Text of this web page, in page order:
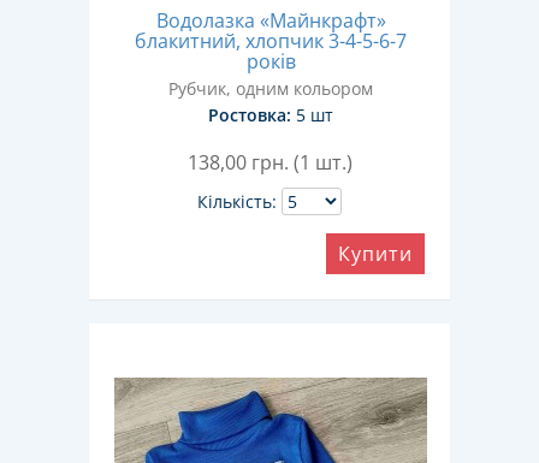
Водолазка «Майнкрафт»
блакитний, хлопчик 3-4-5-6-7
років
Рубчик, одним кольором
Ростовка: 5 шт
138,00 грн. (1 шт.)
Кількість:
Купити